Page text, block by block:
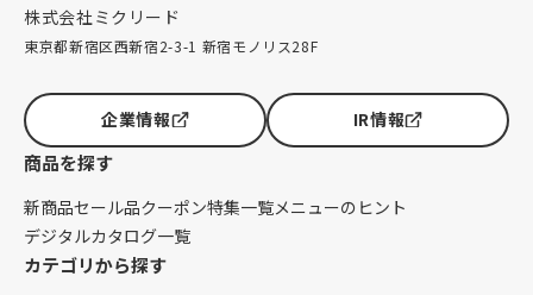
株式会社ミクリード
東京都新宿区西新宿2-3-1 新宿モノリス28F
企業情報 IR情報
商品を探す
新商品セール品クーポン特集一覧メニューのヒント
デジタルカタログ一覧
カテゴリから探す